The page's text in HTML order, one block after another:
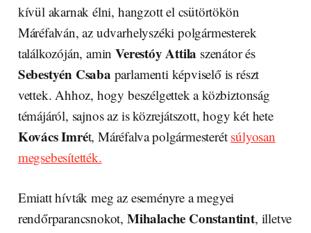
kívül akarnak élni, hangzott el csütörtökön
Máréfalván, az udvarhelyszéki polgármesterek
találkozóján, aminVerestóy Attila szenátor és
Sebestyén Csaba parlamenti képviselő is részt
vettek. Ahhoz, hogy beszélgettek a közbiztonság
témájáról, sajnos az is közrejátszott, hogy két hete
Kovács Imrét, Máréfalva polgármesterét súlyosan
megsebesítették.
Emiatt hívták meg az eseményre a megyei
rendőrparancsnokot, Mihalache Constantint, illetve